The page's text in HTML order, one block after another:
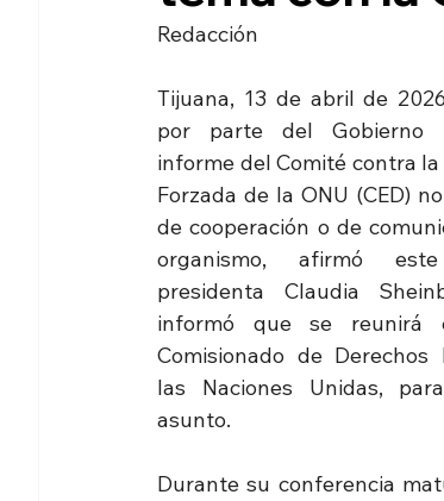
Redacción
Tijuana, 13 de abril de
por parte del Gobierno
informe del Comité contra
Forzada de la ONU (CED)
de cooperación o de
organismo, afirmó
presidenta Claudia
informó que se reunirá
Comisionado de Derechos
las Naciones Unidas,
asunto.
Durante su conferencia